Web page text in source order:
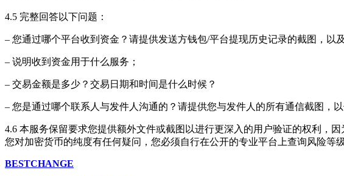
4.5 完整回答以下问题：
– 您通过哪个平台收到资金？请提供发送方钱包/平台提现历史记录的截图，以
– 说明收到资金用于什么服务；
– 交易金额是多少？交易日期和时间是什么时候？
– 您是通过哪个联系人与发件人沟通的？请提供您与发件人的所有通信截图，
4.6 本服务保留要求您提供额外文件或截图以进行更深入的用户验证的权利，
您对加密货币的纯度有任何疑问，您必须自行在公开的专业平台上查询风险等级
BESTCHANGE